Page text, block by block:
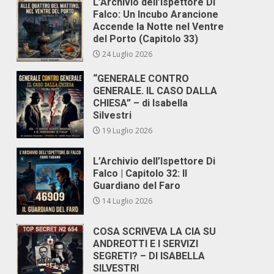
Falco: Un Incubo Arancione
Accende la Notte nel Ventre
del Porto (Capitolo 33)
24 Luglio 2026
“GENERALE CONTRO
GENERALE. IL CASO DALLA
CHIESA” – di Isabella
Silvestri
19 Luglio 2026
L’Archivio dell’Ispettore Di
Falco | Capitolo 32: Il
Guardiano del Faro
14 Luglio 2026
COSA SCRIVEVA LA CIA SU
ANDREOTTI E I SERVIZI
SEGRETI? – DI ISABELLA
SILVESTRI